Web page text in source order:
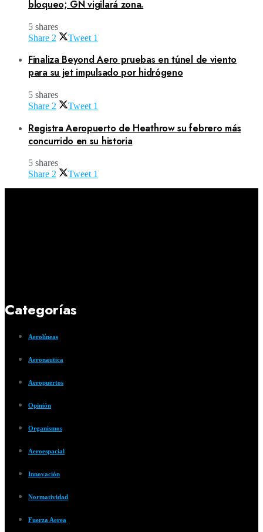
bloqueo; GN vigilará zona.
5 shares
Share 2 Tweet 1
Finaliza Beyond Aero pruebas en túnel de viento
para su jet impulsado por hidrógeno
5 shares
Share 2 Tweet 1
Registra Aeropuerto de Heathrow su febrero más
concurrido en su historia
5 shares
Share 2 Tweet 1
Categorías
Aerolíneas
Aeronautica
Aeropuertos
Opinión
Organismos
Aeroespacial
Innovación
Normatividad
Fuerza Aerea